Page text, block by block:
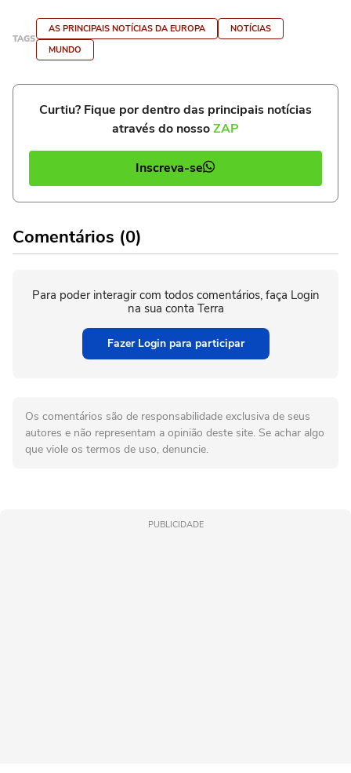
TAGS
AS PRINCIPAIS NOTÍCIAS DA EUROPA
NOTÍCIAS
MUNDO
Curtiu? Fique por dentro das principais notícias
através do nossoZAP
Inscreva-se
Comentários (0)
Para poder interagir com todos comentários, faça Login
na sua conta Terra
Fazer Login para participar
Os comentários são de responsabilidade exclusiva de seus
autores e não representam a opinião deste site. Se achar algo
que viole os termos de uso, denuncie.
PUBLICIDADE